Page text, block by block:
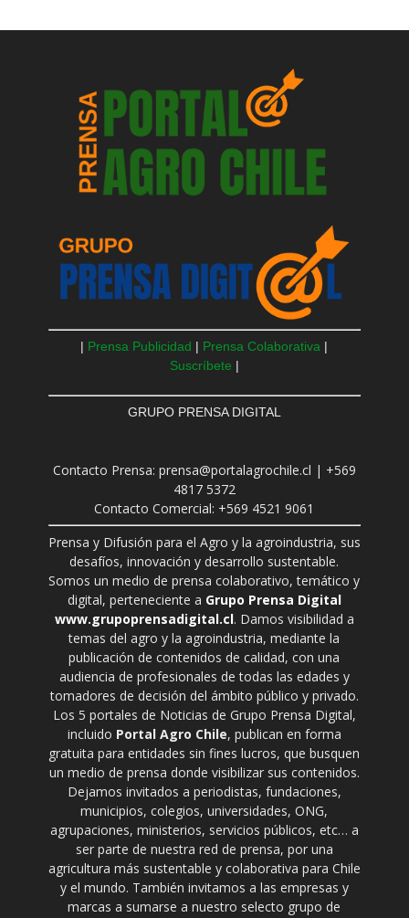
| Prensa Publicidad | Prensa Colaborativa |
Suscríbete |
GRUPO PRENSA DIGITAL
Contacto Prensa: prensa@portalagrochile.cl | +569
4817 5372
Contacto Comercial: +569 4521 9061
Prensa y Difusión para el Agro y la agroindustria, sus
desafíos, innovación y desarrollo sustentable.
Somos un medio de prensa colaborativo, temático y
digital, perteneciente a Grupo Prensa Digital
www.grupoprensadigital.cl. Damos visibilidad a
temas del agro y la agroindustria, mediante la
publicación de contenidos de calidad, con una
audiencia de profesionales de todas las edades y
tomadores de decisión del ámbito público y privado.
Los 5 portales de Noticias de Grupo Prensa Digital,
incluido Portal Agro Chile, publican en forma
gratuita para entidades sin fines lucros, que busquen
un medio de prensa donde visibilizar sus contenidos.
Dejamos invitados a periodistas, fundaciones,
municipios, colegios, universidades, ONG,
agrupaciones, ministerios, servicios públicos, etc… a
ser parte de nuestra red de prensa, por una
agricultura más sustentable y colaborativa para Chile
y el mundo. También invitamos a las empresas y
marcas a sumarse a nuestro selecto grupo de